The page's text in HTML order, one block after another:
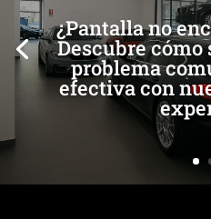
¿Pantalla no
Descubre
problema
efectiva con